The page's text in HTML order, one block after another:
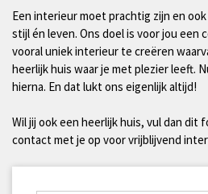
Een interieur moet prachtig zijn en
stijl én leven. Ons doel is voor jou een
vooral uniek interieur te creëren
heerlijk huis waar je met plezier leeft.
hierna. En dat lukt ons eigenlijk altijd!
Wil jij ook een heerlijk huis, vul dan dit
contact met je op voor vrijblijvend